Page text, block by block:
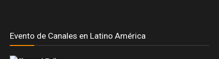
Evento de Canales en Latino América